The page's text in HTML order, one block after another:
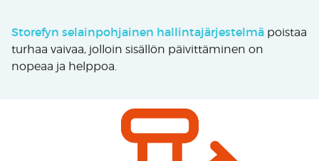
Storefyn selainpohjainen hallintajärjestelmä poistaa
turhaa vaivaa, jolloin sisällön päivittäminen on
nopeaa ja helppoa.